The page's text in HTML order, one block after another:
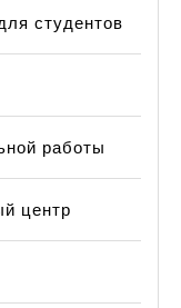
студентов
работы
центр